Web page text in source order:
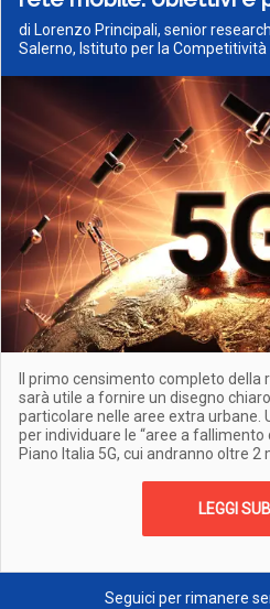
di Lorenzo Principali, senior
Salerno, Istituto per la Competitività
Il primo censimento completo
sarà utile a fornire un disegno
particolare nelle aree extra urbane.
per individuare le “aree a fallimento
Piano Italia 5G, cui andranno oltre 2
LEGGI
Seguici per rimanere